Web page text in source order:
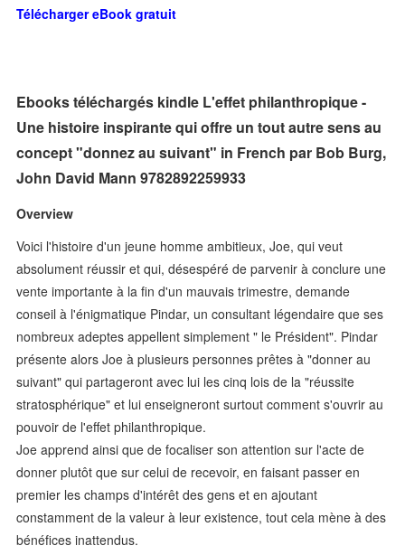
Télécharger eBook gratuit
Ebooks téléchargés kindle L'effet philanthropique -
Une histoire inspirante qui offre un tout autre sens au
concept "donnez au suivant" in French par Bob Burg,
John David Mann 9782892259933
Overview
Voici l'histoire d'un jeune homme ambitieux, Joe, qui veut
absolument réussir et qui, désespéré de parvenir à conclure une
vente importante à la fin d'un mauvais trimestre, demande
conseil à l'énigmatique Pindar, un consultant légendaire que ses
nombreux adeptes appellent simplement " le Président". Pindar
présente alors Joe à plusieurs personnes prêtes à "donner au
suivant" qui partageront avec lui les cinq lois de la "réussite
stratosphérique" et lui enseigneront surtout comment s'ouvrir au
pouvoir de l'effet philanthropique.
Joe apprend ainsi que de focaliser son attention sur l'acte de
donner plutôt que sur celui de recevoir, en faisant passer en
premier les champs d'intérêt des gens et en ajoutant
constamment de la valeur à leur existence, tout cela mène à des
bénéfices inattendus.